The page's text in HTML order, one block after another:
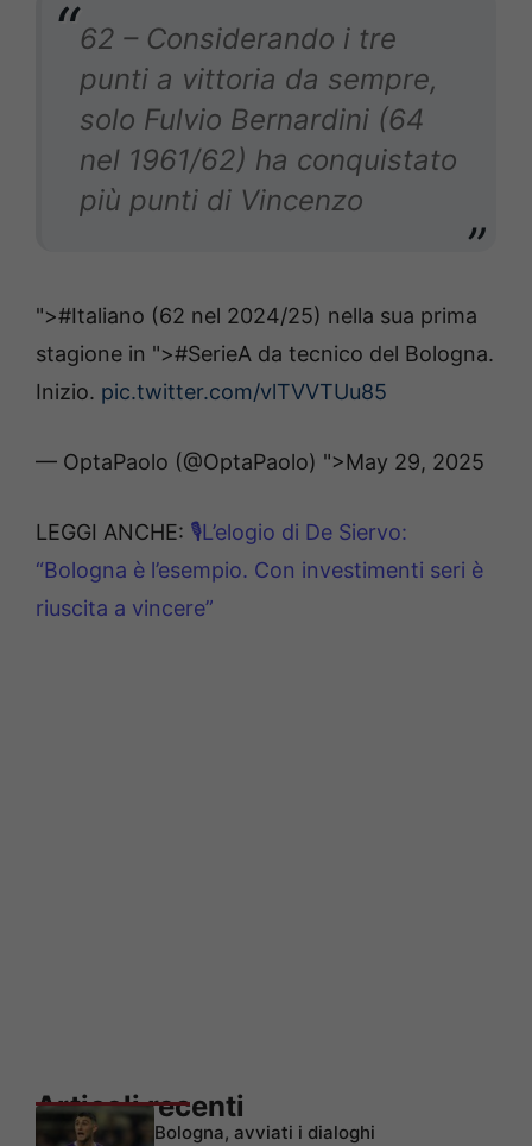
62 – Considerando i tre
punti a vittoria da sempre,
solo Fulvio Bernardini (64
nel 1961/62) ha conquistato
più punti di Vincenzo
">#Italiano (62 nel 2024/25) nella sua prima
stagione in ">#SerieA da tecnico del Bologna.
Inizio. pic.twitter.com/vlTVVTUu85
— OptaPaolo (@OptaPaolo) ">May 29, 2025
LEGGI ANCHE: 🎙L’elogio di De Siervo:
“Bologna è l’esempio. Con investimenti seri è
riuscita a vincere”
Articoli recenti
Bologna, avviati i dialoghi